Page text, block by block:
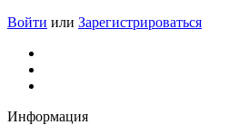
Войти или Зарегистрироваться
Информация